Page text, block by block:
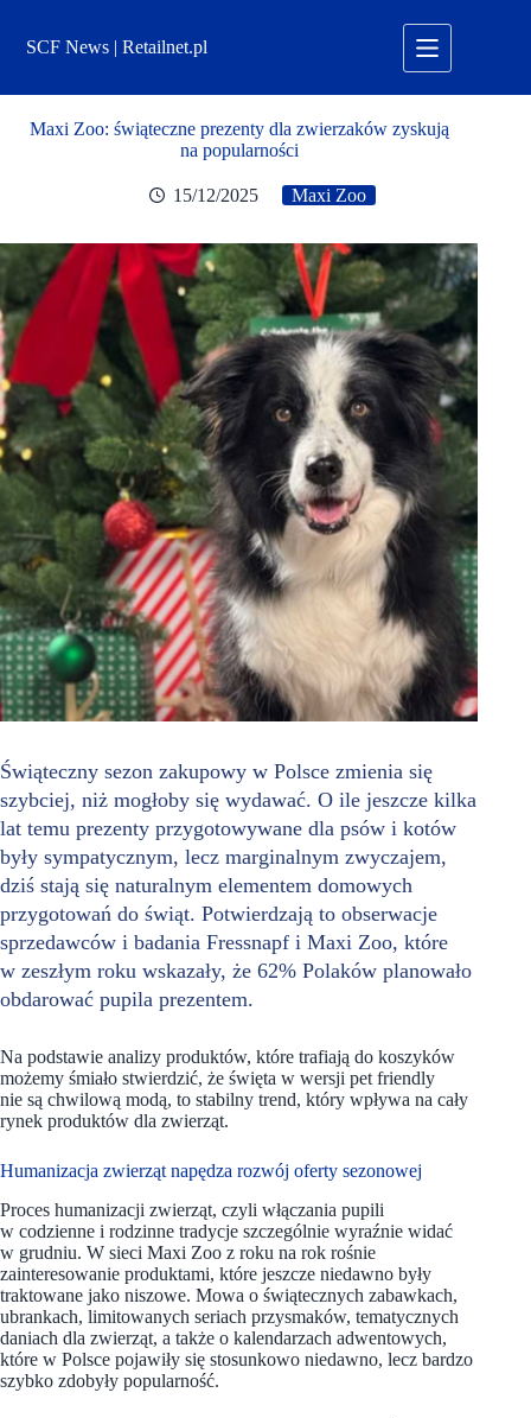
treściSCF News | Retailnet.pl
Maxi Zoo: świąteczne prezenty dla zwierzaków zyskują
na popularności
15/12/2025 Maxi Zoo
Świąteczny sezon zakupowy w Polsce zmienia się
szybciej, niż mogłoby się wydawać. O ile jeszcze kilka
lat temu prezenty przygotowywane dla psów i kotów
były sympatycznym, lecz marginalnym zwyczajem,
dziś stają się naturalnym elementem domowych
przygotowań do świąt. Potwierdzają to obserwacje
sprzedawców i badania Fressnapf i Maxi Zoo, które
w zeszłym roku wskazały, że 62% Polaków planowało
obdarować pupila prezentem.
Na podstawie analizy produktów, które trafiają do koszyków
możemy śmiało stwierdzić, że święta w wersji pet friendly
nie są chwilową modą, to stabilny trend, który wpływa na cały
rynek produktów dla zwierząt.
Humanizacja zwierząt napędza rozwój oferty sezonowej
Proces humanizacji zwierząt, czyli włączania pupili
w codzienne i rodzinne tradycje szczególnie wyraźnie widać
w grudniu. W sieci Maxi Zoo z roku na rok rośnie
zainteresowanie produktami, które jeszcze niedawno były
traktowane jako niszowe. Mowa o świątecznych zabawkach,
ubrankach, limitowanych seriach przysmaków, tematycznych
daniach dla zwierząt, a także o kalendarzach adwentowych,
które w Polsce pojawiły się stosunkowo niedawno, lecz bardzo
szybko zdobyły popularność.